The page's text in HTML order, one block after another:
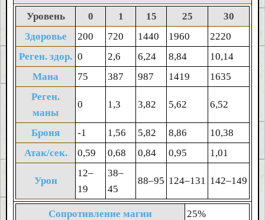
Уровень
0 1 15 25
30
Здоровье
200 720 1440 1960
2220
Реген. здор. 0 2,6 6,24 8,84
10,14
Мана
75 387 987 1419
1635
Реген.
маны
0 1,3 3,82 5,62 6,52
Броня -1 1,56 5,82 8,86
10,38
Атак/сек.
0,59 0,68 0,84 0,95 1,01
Урон
12‒
19
38‒
45
88‒95 124‒131 142‒149
Сопротивление магии
25%